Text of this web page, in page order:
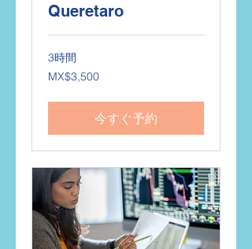
Queretaro
3時間
3,500
メ
シ
ソ
MX$3,500
今すぐ予約